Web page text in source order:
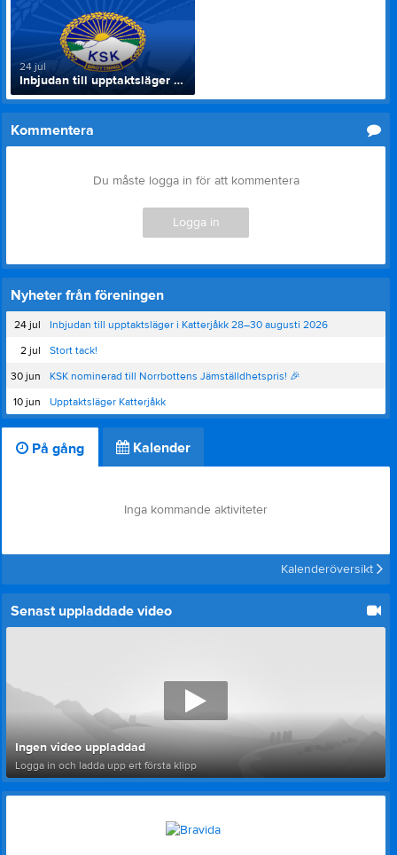
24 jul
Inbjudan till upptaktsläger i Katterjåkk 28–30 augusti 2026
Kommentera
Du måste logga in för att kommentera
Logga in
Nyheter från föreningen
24 jul
Inbjudan till upptaktsläger i Katterjåkk 28–30 augusti 2026
2 jul
Stort tack!
30 jun
KSK nominerad till Norrbottens Jämställdhetspris! 🎉
10 jun
Upptaktsläger Katterjåkk
På gång Kalender
Inga kommande aktiviteter
Kalenderöversikt
Senast uppladdade video
Ingen video uppladdad
Logga in och ladda upp ert första klipp